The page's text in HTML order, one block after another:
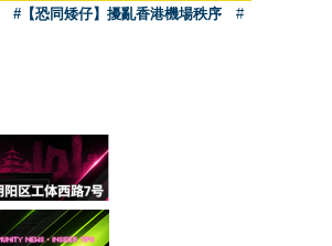
#【恐同矮仔】擾亂香港機場秩序
#